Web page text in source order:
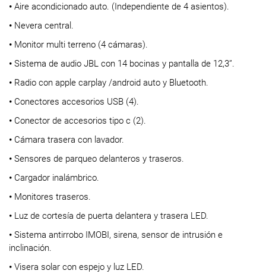
• Aire acondicionado auto. (Independiente de 4 asientos).
• Nevera central.
• Monitor multi terreno (4 cámaras).
• Sistema de audio JBL con 14 bocinas y pantalla de 12,3’’.
• Radio con apple carplay /android auto y Bluetooth.
• Conectores accesorios USB (4).
• Conector de accesorios tipo c (2).
• Cámara trasera con lavador.
• Sensores de parqueo delanteros y traseros.
• Cargador inalámbrico.
• Monitores traseros.
• Luz de cortesía de puerta delantera y trasera LED.
• Sistema antirrobo IMOBI, sirena, sensor de intrusión e
inclinación.
• Visera solar con espejo y luz LED.